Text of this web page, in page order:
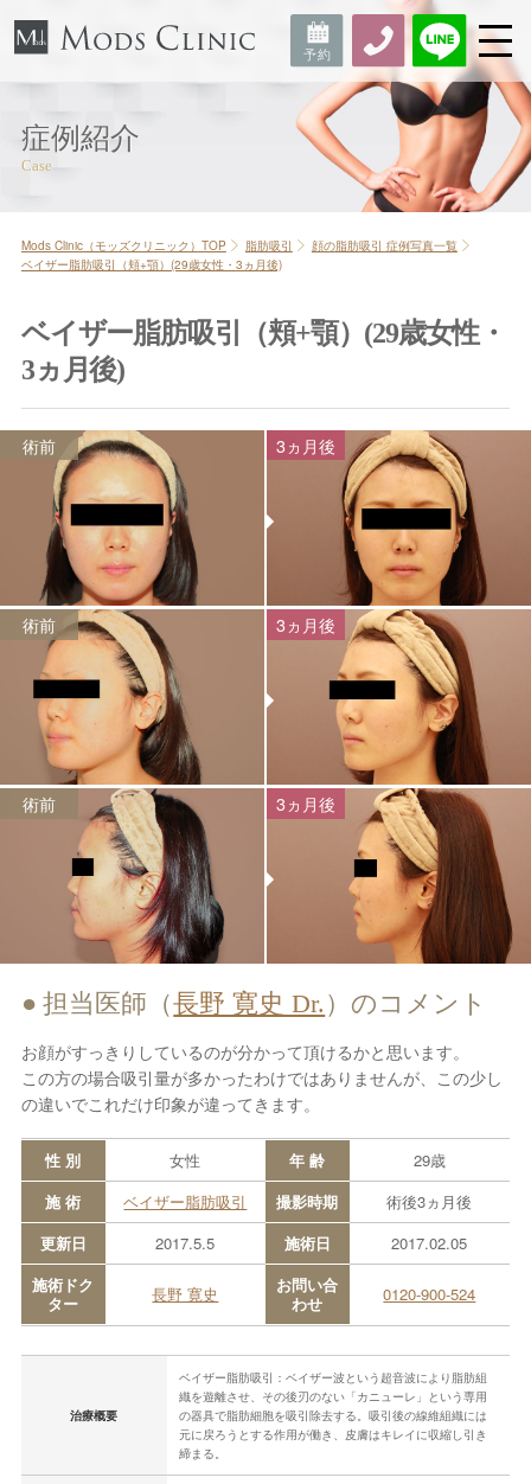
症例紹介
Mods Clinic（モッズクリニック）TOP 脂肪吸引
顔の脂肪吸引 症例写真一覧
ベイザー脂肪吸引（頬+顎）(29歳女性・3ヵ月後)
ベイザー脂肪吸引（頬+顎）(29歳女性・
3ヵ月後)
術前 3ヵ月後
術前 3ヵ月後
術前 3ヵ月後
担当医師（長野 寛史 Dr. ）のコメント
お顔がすっきりしているのが分かって頂けるかと思います。
この方の場合吸引量が多かったわけではありませんが、この少し
の違いでこれだけ印象が違ってきます。
性 別 女性 年 齢
29歳
施 術
ベイザー脂肪吸引 撮影時期
術後3ヵ月後
更新日
2017.5.5 施術日
2017.02.05
施術ドク
ター
長野 寛史
お問い合
わせ
0120-900-524
治療概要
ベイザー脂肪吸引：ベイザー波という超音波により脂肪組
織を遊離させ、その後刃のない「カニューレ」という専用
の器具で脂肪細胞を吸引除去する。吸引後の線維組織には
元に戻ろうとする作用が働き、皮膚はキレイに収縮し引き
締まる。